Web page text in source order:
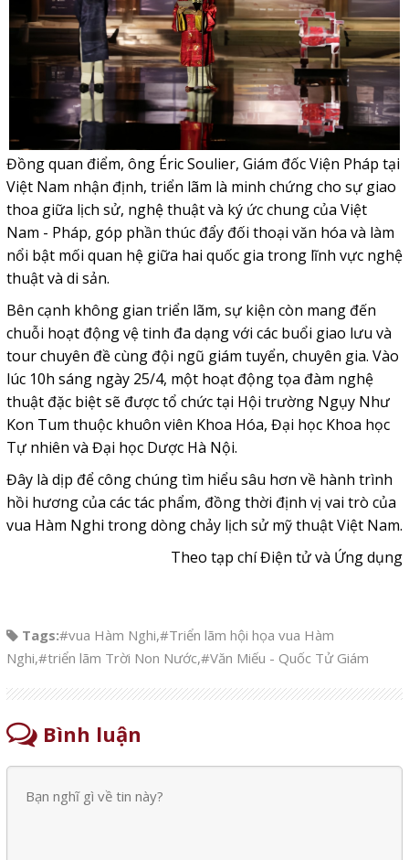
Đồng quan điểm, ông Éric Soulier, Giám đốc Viện Pháp tại
Việt Nam nhận định, triển lãm là minh chứng cho sự giao
thoa giữa lịch sử, nghệ thuật và ký ức chung của Việt
Nam - Pháp, góp phần thúc đẩy đối thoại văn hóa và làm
nổi bật mối quan hệ giữa hai quốc gia trong lĩnh vực nghệ
thuật và di sản.
Bên cạnh không gian triển lãm, sự kiện còn mang đến
chuỗi hoạt động vệ tinh đa dạng với các buổi giao lưu và
tour chuyên đề cùng đội ngũ giám tuyển, chuyên gia. Vào
lúc 10h sáng ngày 25/4, một hoạt động tọa đàm nghệ
thuật đặc biệt sẽ được tổ chức tại Hội trường Ngụy Như
Kon Tum thuộc khuôn viên Khoa Hóa, Đại học Khoa học
Tự nhiên và Đại học Dược Hà Nội.
Đây là dịp để công chúng tìm hiểu sâu hơn về hành trình
hồi hương của các tác phẩm, đồng thời định vị vai trò của
vua Hàm Nghi trong dòng chảy lịch sử mỹ thuật Việt Nam.
Theo tạp chí Điện tử và Ứng dụng
Tags:#vua Hàm Nghi,#Triển lãm hội họa vua Hàm
Nghi,#triển lãm Trời Non Nước,#Văn Miếu - Quốc Tử Giám
Bình luận